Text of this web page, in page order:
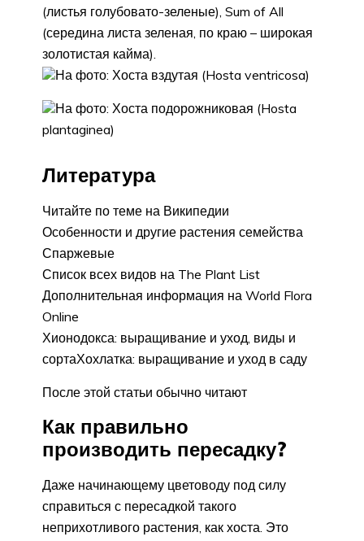
(листья голубовато-зеленые), Sum of All
(середина листа зеленая, по краю – широкая
золотистая кайма).
На фото: Хоста вздутая (Hosta ventricosa)
На фото: Хоста подорожниковая (Hosta
plantaginea)
Литература
Читайте по теме на Википедии
Особенности и другие растения семейства
Спаржевые
Список всех видов на The Plant List
Дополнительная информация на World Flora
Online
Хионодокса: выращивание и уход, виды и
сортаХохлатка: выращивание и уход в саду
После этой статьи обычно читают
Как правильно
производить пересадку?
Даже начинающему цветоводу под силу
справиться с пересадкой такого
неприхотливого растения, как хоста. Это